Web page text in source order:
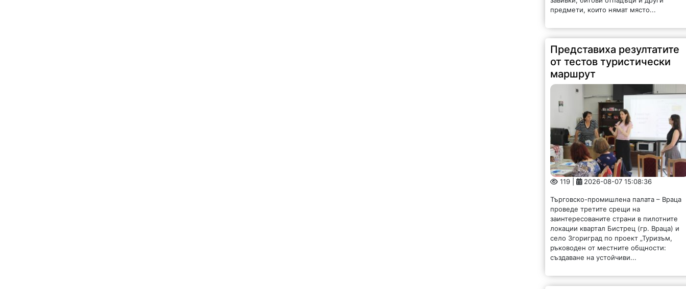
предмети, които нямат място...
Представиха резултатите
от тестов туристически
маршрут
119 | 2026-08-07 15:08:36
Търговско-промишлена палата – Враца
проведе третите срещи на
заинтересованите страни в пилотните
локации квартал Бистрец (гр. Враца) и
село Згориград по проект „Туризъм,
ръководен от местните общности:
създаване на устойчиви...